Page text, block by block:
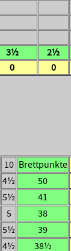
3½ 2½
0 0
10 Brettpunkte
4½ 50
5½ 41
5 38
5½ 39
4½ 38½